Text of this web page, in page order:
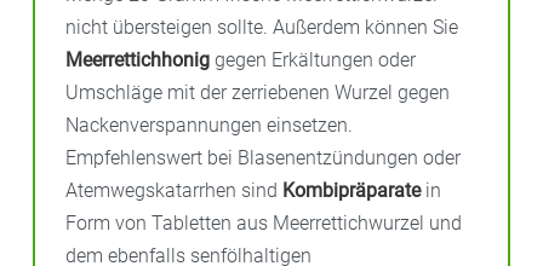
nicht übersteigen sollte. Außerdem können Sie
Meerrettichhonig gegen Erkältungen oder
Umschläge mit der zerriebenen Wurzel gegen
Nackenverspannungen einsetzen.
Empfehlenswert bei Blasenentzündungen oder
Atemwegskatarrhen sind Kombipräparatein
Form von Tabletten aus Meerrettichwurzel und
dem ebenfalls senfölhaltigen